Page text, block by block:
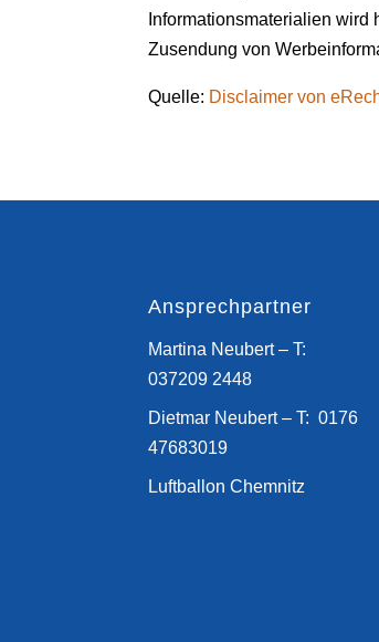
Informationsmaterialien
Zusendung von
Quelle: Disclaimer von
Ansprechpartner
Martina Neubert – T:
037209 2448
Dietmar Neubert – T: 0176
47683019
Luftballon Chemnitz